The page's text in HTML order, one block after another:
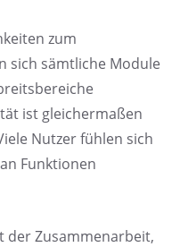
zum
sich sämtliche Module
ist gleichermaßen
Nutzer fühlen sich
Funktionen
der Zusammenarbeit,